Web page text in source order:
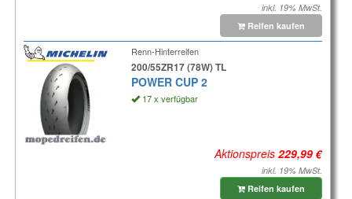
inkl. 19% MwSt.
Reifen kaufen
Renn-Hinterreifen
200/55ZR17 (78W) TL
POWER CUP 2
17 x verfügbar
Aktionspreis
inkl. 19% MwSt.
Reifen kaufen